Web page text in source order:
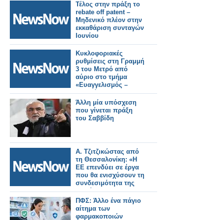
Τέλος στην πράξη το
rebate off patent –
Μηδενικό πλέον στην
εκκαθάριση συνταγών
Ιουνίου
Κυκλοφοριακές
ρυθμίσεις στη Γραμμή
3 του Μετρό από
αύριο στο τμήμα
«Ευαγγελισμός –
Κατεχάκη» – Ποιοι
σταθμοί θα κλείνουν
στις 21:40.
Άλλη μία υπόσχεση
που γίνεται πράξη
του Σαββίδη
Α. Τζιτζικώστας από
τη Θεσσαλονίκη: «Η
ΕΕ επενδύει σε έργα
που θα ενισχύσουν τη
συνδεσιμότητα της
Ευρώπης με τα
Δυτικά Βαλκάνια –
Περνάμε από τα
σχέδια στην πράξη».
ΠΦΣ: Άλλο ένα πάγιο
αίτημα των
φαρμακοποιών